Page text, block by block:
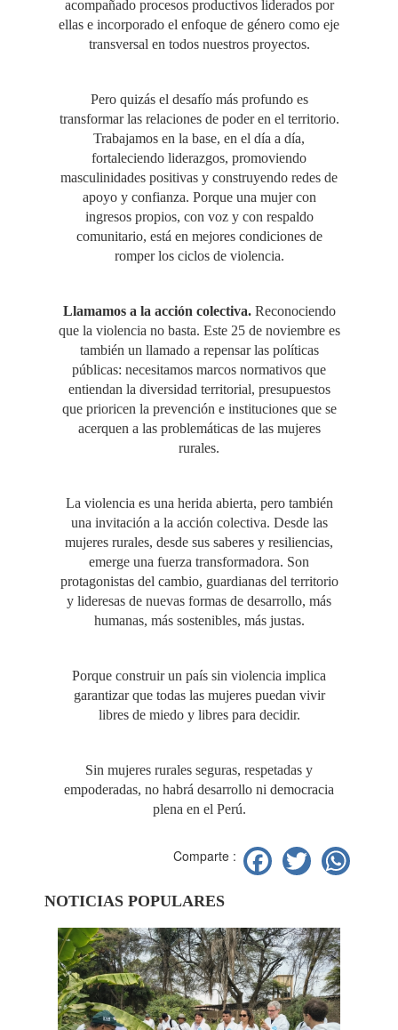
acompañado procesos productivos liderados por
ellas e incorporado el enfoque de género como eje
transversal en todos nuestros proyectos.
Pero quizás el desafío más profundo es
transformar las relaciones de poder en el territorio.
Trabajamos en la base, en el día a día,
fortaleciendo liderazgos, promoviendo
masculinidades positivas y construyendo redes de
apoyo y confianza. Porque una mujer con
ingresos propios, con voz y con respaldo
comunitario, está en mejores condiciones de
romper los ciclos de violencia.
Llamamos a la acción colectiva.Reconociendo
que la violencia no basta. Este 25 de noviembre es
también un llamado a repensar las políticas
públicas: necesitamos marcos normativos que
entiendan la diversidad territorial, presupuestos
que prioricen la prevención e instituciones que se
acerquen a las problemáticas de las mujeres
rurales.
La violencia es una herida abierta, pero también
una invitación a la acción colectiva. Desde las
mujeres rurales, desde sus saberes y resiliencias,
emerge una fuerza transformadora. Son
protagonistas del cambio, guardianas del territorio
y lideresas de nuevas formas de desarrollo, más
humanas, más sostenibles, más justas.
Porque construir un país sin violencia implica
garantizar que todas las mujeres puedan vivir
libres de miedo y libres para decidir.
Sin mujeres rurales seguras, respetadas y
empoderadas, no habrá desarrollo ni democracia
plena en el Perú.
Comparte : Facebook
Twitter
NOTICIAS POPULARES